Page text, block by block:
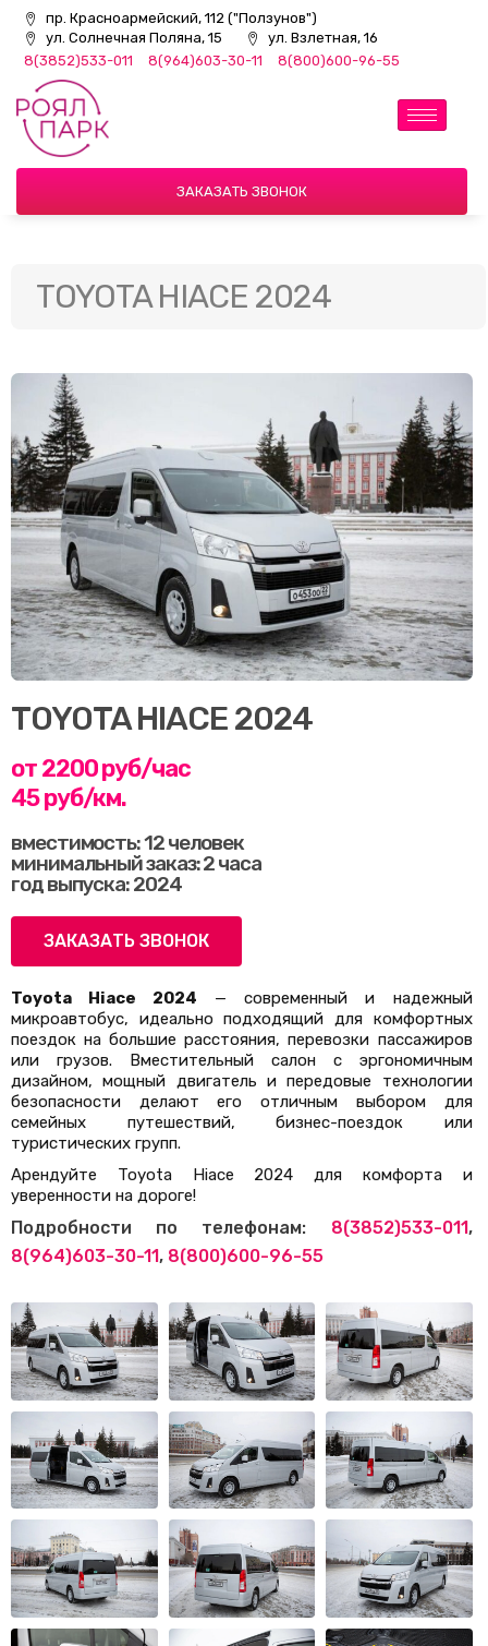
пр. Красноармейский, 112 ("Ползунов")
ул. Солнечная Поляна, 15
ул. Взлетная, 16
8(3852)533-011
8(964)603-30-11 8(800)600-96-55
ЗАКАЗАТЬ ЗВОНОК
TOYOTA HIACE 2024
TOYOTA HIACE 2024
от 2200 руб/час
45 руб/км.
вместимость: 12 человек
минимальный заказ: 2 часа
год выпуска: 2024
ЗАКАЗАТЬ ЗВОНОК
Toyota Hiace 2024 — современный и надежный
микроавтобус, идеально подходящий для комфортных
поездок на большие расстояния, перевозки пассажиров
или грузов. Вместительный салон с эргономичным
дизайном, мощный двигатель и передовые технологии
безопасности делают его отличным выбором для
семейных путешествий, бизнес-поездок или
туристических групп.
Арендуйте Toyota Hiace 2024 для комфорта и
уверенности на дороге!
Подробности по телефонам: 8(3852)533-011,
8(964)603-30-11, 8(800)600-96-55